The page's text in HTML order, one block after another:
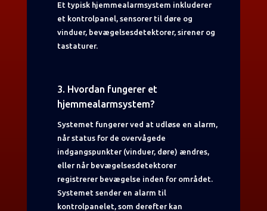
Et typisk hjemmealarmsystem inkluderer
et kontrolpanel, sensorer til døre og
vinduer, bevægelsesdetektorer, sirener og
tastaturer.
3. Hvordan fungerer et
hjemmealarmsystem?
Systemet fungerer ved at udløse en alarm,
når status for de overvågede
indgangspunkter (vinduer, døre) ændres,
eller når bevægelsesdetektorer
registrerer bevægelse inden for området.
Systemet sender en alarm til
kontrolpanelet, som derefter kan